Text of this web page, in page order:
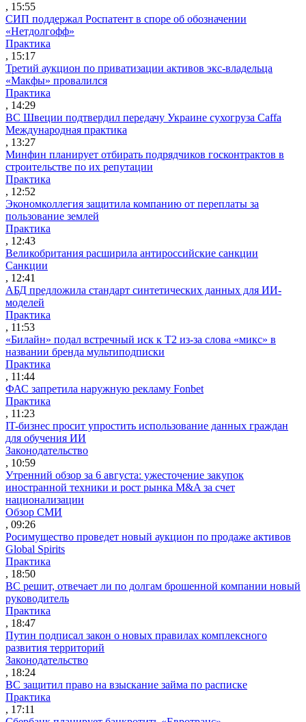
, 15:55
СИП поддержал Роспатент в споре об обозначении
«Нетдолгофф»
Практика
, 15:17
Третий аукцион по приватизации активов экс-владельца
«Макфы» провалился
Практика
, 14:29
ВС Швеции подтвердил передачу Украине сухогруза Caffa
Международная практика
, 13:27
Минфин планирует отбирать подрядчиков госконтрактов в
строительстве по их репутации
Практика
, 12:52
Экономколлегия защитила компанию от переплаты за
пользование землей
Практика
, 12:43
Великобритания расширила антироссийские санкции
Санкции
, 12:41
АБД предложила стандарт синтетических данных для ИИ-
моделей
Практика
, 11:53
«Билайн» подал встречный иск к Т2 из-за слова «микс» в
названии бренда мультиподписки
Практика
, 11:44
ФАС запретила наружную рекламу Fonbet
Практика
, 11:23
IT-бизнес просит упростить использование данных граждан
для обучения ИИ
Законодательство
, 10:59
Утренний обзор за 6 августа: ужесточение закупок
иностранной техники и рост рынка M&A за счет
национализации
Обзор СМИ
, 09:26
Росимущество проведет новый аукцион по продаже активов
Global Spirits
Практика
, 18:50
ВС решит, отвечает ли по долгам брошенной компании новый
руководитель
Практика
, 18:47
Путин подписал закон о новых правилах комплексного
развития территорий
Законодательство
, 18:24
ВС защитил право на взыскание займа по расписке
Практика
, 17:11